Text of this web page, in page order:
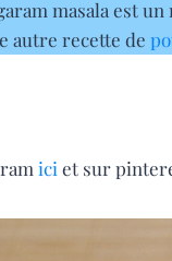
masala est
autre recette de
ici et sur